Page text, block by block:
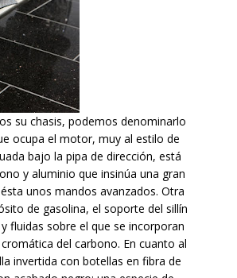
su chasis, podemos denominarlo
ocupa el motor, muy al estilo de
bajo la pipa de dirección, está
y aluminio que insinúa una gran
unos mandos avanzados. Otra
de gasolina, el soporte del sillín
fluidas sobre el que se incorporan
del carbono. En cuanto al
invertida con botellas en fibra de